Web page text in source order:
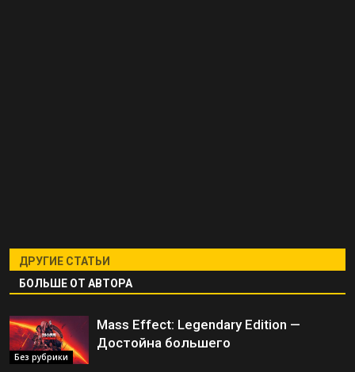
ДРУГИЕ СТАТЬИ
БОЛЬШЕ ОТ АВТОРА
Без рубрики
Mass Effect: Legendary Edition —
Достойна большего